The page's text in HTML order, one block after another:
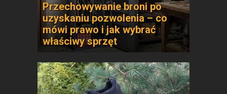
Przechowywanie broni po
uzyskaniu pozwolenia – co
mówi prawo i jak wybrać
właściwy sprzęt